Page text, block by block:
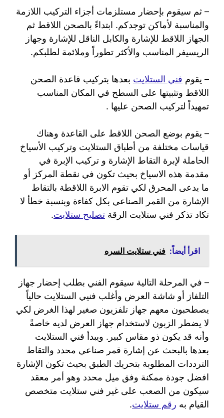
– ثم سيقوم بإحضار مستلزمات أجزاء التركيب اللازمة
والمناسبة لأماكن توجدكم. ابتداءً بالصحن اللاقط ثم
الجهاز اللاقط للإشارة والكابل الناقل للإشارة وجهاز
الريسيفر المناسب والأكثر تطوراً وملائمة لطلبكم.
– يقوم فني الستلايت بعدها بتركيب قاعدة الصحن
اللاقط وتثبيتها على السطح في المكان المناسب
تمهيداً لتركيب الصحن عليها .
– يقوم بوضع الصحن اللاقط على القاعدة وهناك
قياسات مختلفة من أطباق الستلايت وتركيب الأسياخ
الحاملة لإبرة التقاط الإشارة و تركيب الإبرة في
مقدمة هذه الاسياخ بحيث تكون في نقطة المركز أو
ما يدعى المحرق لكي تقوم الابرة اللاقطة بالتقاط
الإشارة من القمر الصناعي بكل كفاءة وبنسبة خطأ لا
تكاد تذكر فني ستلايت الرقة تصليح ستلايت.
اقرأ أيضاً: فني ستلايت السره
– في المرحلة التالية سيقوم الفني بطلب إحضار جهاز
التلفاز أو شاشة العرض وأغلب فنيي الستلايت حالياً
يصطحبون معهم جهاز تلفزيون صغير لهذا الغرض لكي
لا يضطر الزبون لاستخدام جهاز العرض لديه خاصةً
وأنه قد يكون ذو مقاس كبير. ويبدأ فني الستلايت
بعدها بالبحث عن إشارة قمر صناعي محدد والتقاط
الترددات المطلوبة بتحريك الطبق بحيث تكون الإشارة
افضل جودة ممكنة وفق ميل محدد وهو أمر معقد
سيكون من الصعب على غير فني ستلايت متخصص
القيام به رقم ستلايت.